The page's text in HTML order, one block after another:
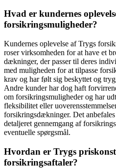
Hvad er kundernes
forsikringsmuligheder?
Kundernes oplevelse af Trygs
roser virksomheden for at have et
dækninger, der passer til deres
med muligheden for at tilpasse
krav og har følt sig beskyttet og
Andre kunder har dog haft
om forsikringsmuligheder og har
fleksibilitet eller
forsikringsdækninger. Det
detaljeret gennemgang af
eventuelle spørgsmål.
Hvordan er Trygs
forsikringsaftaler?